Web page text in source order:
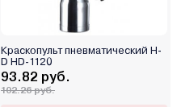
Краскопульт пневматический H-
D HD-1120
93.82 руб.
102.26 руб.